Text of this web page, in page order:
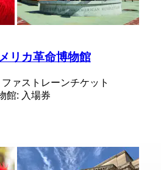
リカ革命博物館
ァストレーンチケット
館: 入場券